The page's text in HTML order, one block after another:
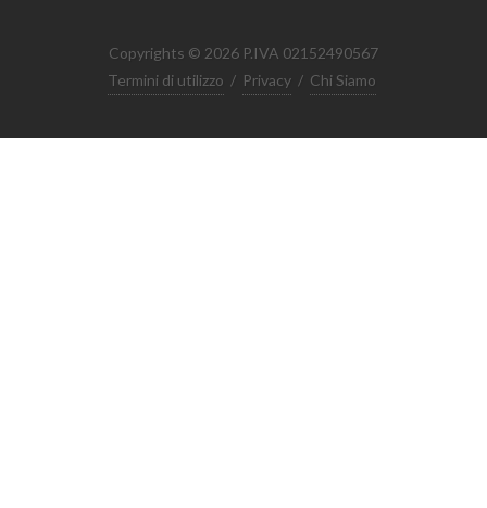
Copyrights © 2026 P.IVA 02152490567
Termini di utilizzo / Privacy / Chi Siamo